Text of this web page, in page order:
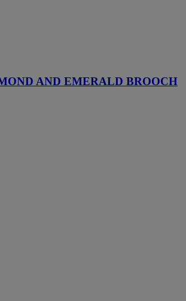
AND EMERALD BROOCH